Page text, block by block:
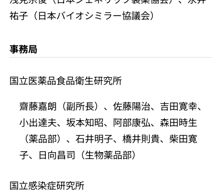
祐子（日本バイオシミラー協議会）
事務局
国立医薬品食品衛生研究所
齋藤嘉朗（副所長）、佐藤陽治、吉田寛幸、
小出達夫、坂本知昭、阿部康弘、森田時生
（薬品部）、石井明子、橋井則貴、柴田寛
子、日向昌司（生物薬品部）
国立感染症研究所